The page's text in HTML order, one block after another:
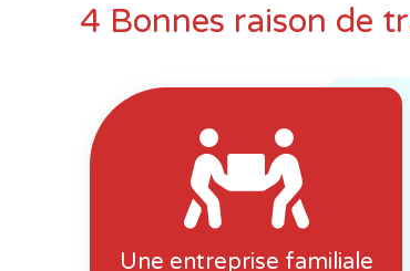
4 Bonnes raison de
Une entreprise familiale